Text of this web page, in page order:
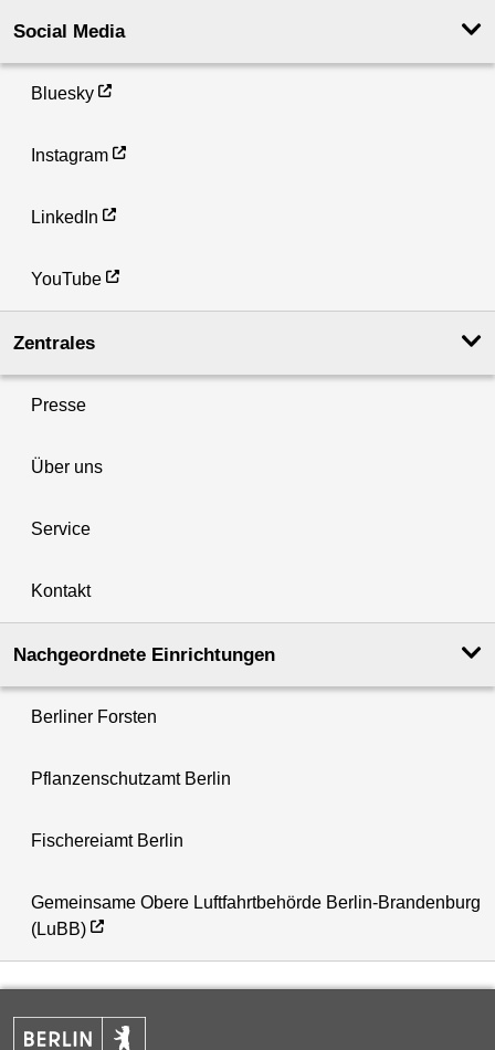
Social Media
Bluesky
Instagram
LinkedIn
YouTube
Zentrales
Presse
Über uns
Service
Kontakt
Nachgeordnete Einrichtungen
Berliner Forsten
Pflanzenschutzamt Berlin
Fischereiamt Berlin
Gemeinsame Obere Luftfahrtbehörde Berlin-Brandenburg
(LuBB)